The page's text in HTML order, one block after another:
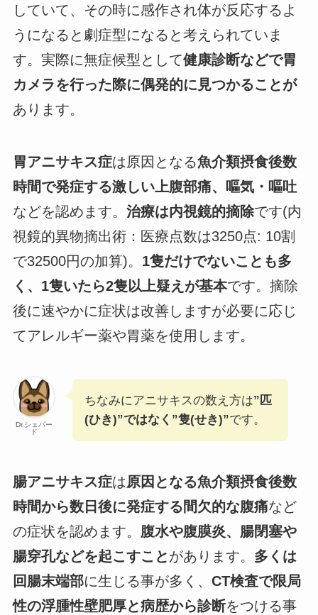
していて、その時に感作され体が反応するよ
うになると劇症型になると考えられていま
す。実際に無症候型として健康診断などで胃
カメラを行った際に偶発的に見つかることが
あります。
胃アニサキス症は原因となる魚介類摂食後数
時間で発症する激しい上腹部痛、嘔気・嘔吐
などを認めます。 治療は内視鏡的摘除です(内
視鏡的異物摘出術：医療点数は3250点: 10割
で32500円の加算)。 1隻だけでないことも多
く、1隻いたら2隻以上疑えが基本です。摘除
後に速やかに症状は改善しますが必要に応じ
てアレルギー薬や胃薬を使用します。
Dr.シェパー
ド
ちなみにアニサキスの数え方は”匹
(ひき)”ではなく”隻(せき)”です。
腸アニサキス症は原因となる魚介類摂食後数
時間から数日後に発症する間欠的な腹痛など
の症状を認めます。 腹水や腹膜炎、腸閉塞や
腸穿孔などを起こすことがあります。 多くは
回腸末端部に生じる事が多く、 CT検査で限局
性の浮腫性壁肥厚と病歴から診断をつける事